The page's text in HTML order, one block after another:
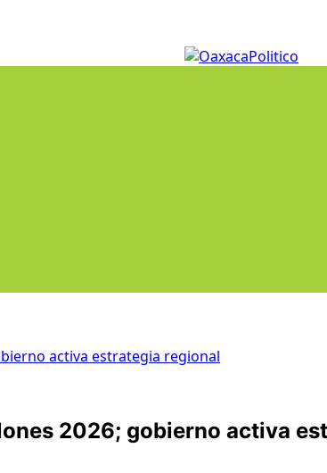
activa estrategia regional
2026; gobierno activa